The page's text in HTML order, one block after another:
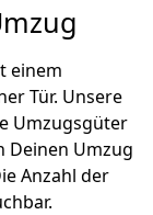
einem
Tür. Unsere
Umzugsgüter
Deinen Umzug
Anzahl der